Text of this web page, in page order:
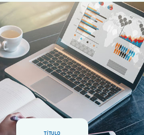
TÍTULO